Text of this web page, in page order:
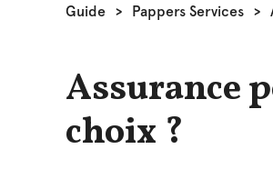
Guide > Pappers Services >
Assurance
choix ?